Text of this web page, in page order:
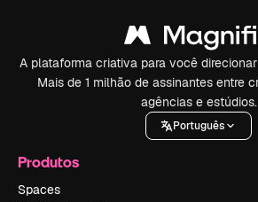
A plataforma criativa para você
Mais de 1 milhão de assinantes entre
agências e estúdios.
Português
Produtos
Spaces